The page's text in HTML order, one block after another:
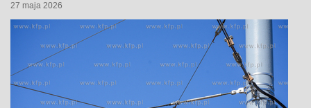
27 maja 2026